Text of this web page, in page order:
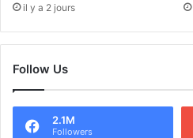
il y a 2 jours
Follow Us
2.1M
Followers